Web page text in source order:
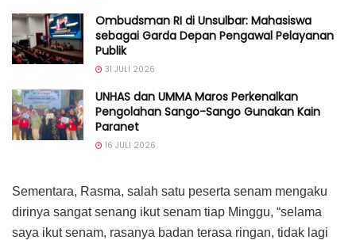
Ombudsman RI di Unsulbar: Mahasiswa
sebagai Garda Depan Pengawal Pelayanan
Publik
31 JULI 2026
UNHAS dan UMMA Maros Perkenalkan
Pengolahan Sango-Sango Gunakan Kain
Paranet
16 JULI 2026
Sementara, Rasma, salah satu peserta senam mengaku
dirinya sangat senang ikut senam tiap Minggu, “selama
saya ikut senam, rasanya badan terasa ringan, tidak lagi